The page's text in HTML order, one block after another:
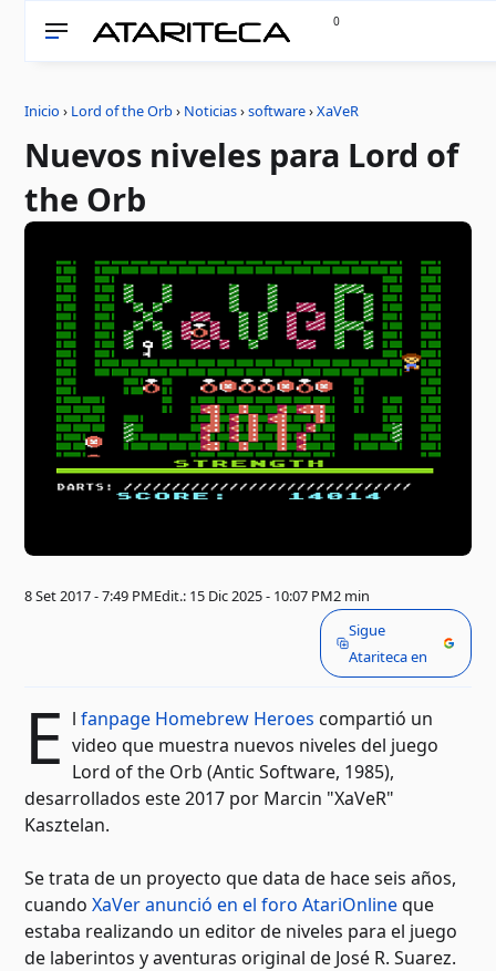
0
Inicio › Lord of the Orb› Noticias›software›XaVeR
Nuevos niveles para Lord of
the Orb
8 Set 2017 - 7:49 PMEdit.: 15 Dic 2025 - 10:07 PM2 min
Sigue
Atariteca en
E l fanpage Homebrew Heroes compartió un
video que muestra nuevos niveles del juego
Lord of the Orb (Antic Software, 1985),
desarrollados este 2017 por Marcin "XaVeR"
Kasztelan.
Se trata de un proyecto que data de hace seis años,
cuandoXaVer anunció en el foro AtariOnlineque
estaba realizando un editor de niveles para el juego
de laberintos y aventuras original de José R. Suarez.